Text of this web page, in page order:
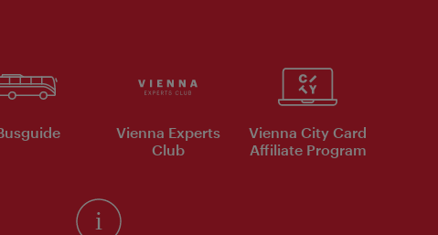
Vienna Experts
Club
Vienna City Card
Affiliate Program